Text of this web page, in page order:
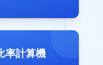
率計算機